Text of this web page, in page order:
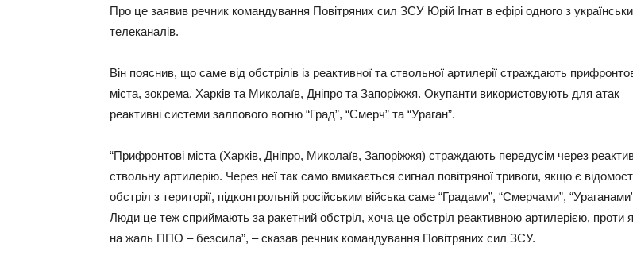
Про це заявив речник командування Повітряних сил ЗСУ Юрій Ігнат в ефірі одного з
телеканалів.
Він пояснив, що саме від обстрілів із реактивної та ствольної артилерії страждають
міста, зокрема, Харків та Миколаїв, Дніпро та Запоріжжя. Окупанти використовують для атак
реактивні системи залпового вогню “Град”, “Смерч” та “Ураган”.
“Прифронтові міста (Харків, Дніпро, Миколаїв, Запоріжжя) страждають передусім через
ствольну артилерію. Через неї так само вмикається сигнал повітряної тривоги, якщо є
обстріл з території, підконтрольній російським війська саме “Градами”, “Смерчами”,
Люди це теж сприймають за ракетний обстріл, хоча це обстріл реактивною артилерією, проти
на жаль ППО – безсила”, – сказав речник командування Повітряних сил ЗСУ.